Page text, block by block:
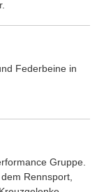
Federbeine in
Gruppe.
Rennsport,